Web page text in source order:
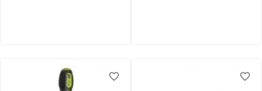
favorite_border
favorite_border favorite_border
favorite_border